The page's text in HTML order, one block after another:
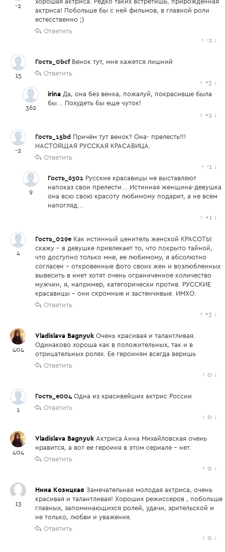
-2
актриса! Побольше бы с ней фильмов, в главной роли
естесственно ;)
Ответить
↑ -2 ↓
15
Гость_0bcf Венок тут, мне кажется лишний
Ответить
↑ +3 ↓
362
irina Да, она без венка, пожалуй, покрасивше была
бы... Похудеть бы еще чуток!
↑ +2 ↓
-2
Гость_15bd Причём тут венок? Она- прелесть!!!
НАСТОЯЩАЯ РУССКАЯ КРАСАВИЦА.
Ответить
↑ -1 ↓
9
Гость_6301 Русские красавицы не выставляют
напоказ свои прелести... Истинная женщина-девушка
она всю свою красоту любимому подарит, а не всем
напогляд...
↑ +1 ↓
4
Гость_029e Как истинный ценитель женской КРАСОТЫ
скажу - в девушке привлекает то, что покрыто тайной,
что доступно только мне, ее любимому, я абсолютно
согласен - откровенные фото своих жен и возлюбленных
вывесить в инет хотят очень ограниченное количество
мужчин, я, например, категорически против. РУССКИЕ
красавицы - они скромные и застенчивые. ИМХО.
Ответить
↑ +3 ↓
404
Vladislava Bagnyuk Очень красивая и талантливая.
Одинаково хороша как в положительных, так и в
отрицательных ролях. Ее героиням всегда веришь
Ответить
↑ 0 ↓
1
Гость_e004Одна из красивейших актрис России
Ответить
↑ 0 ↓
404
Vladislava Bagnyuk Актриса Анна Михайловская очень
нравится, а вот ее героиня в этом сериале - нет.
Ответить
↑ 0 ↓
13
Нина Козицкая Замечательная молодая актриса, очень
красивая и талантливая! Хороших режиссеров , побольше
главных, запоминающихся ролей, удачи, зрительской и
не только, любви и уважения.
Ответить
↑ 0 ↓